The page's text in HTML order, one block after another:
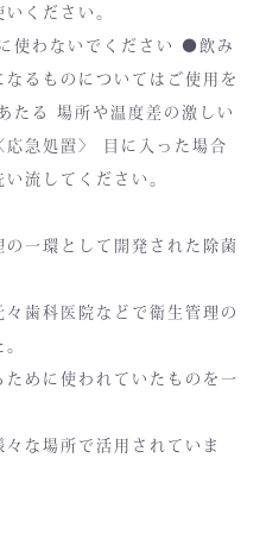
ください。
使わないでください ●飲み
るものについてはご使用を
たる 場所や温度差の激しい
急処置〉 目に入った場合
流してください。
一環として開発された除菌
歯科医院などで衛生管理の
めに使われていたものを一
な場所で活用されていま